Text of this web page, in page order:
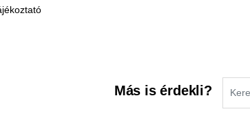
Más is érdekli?